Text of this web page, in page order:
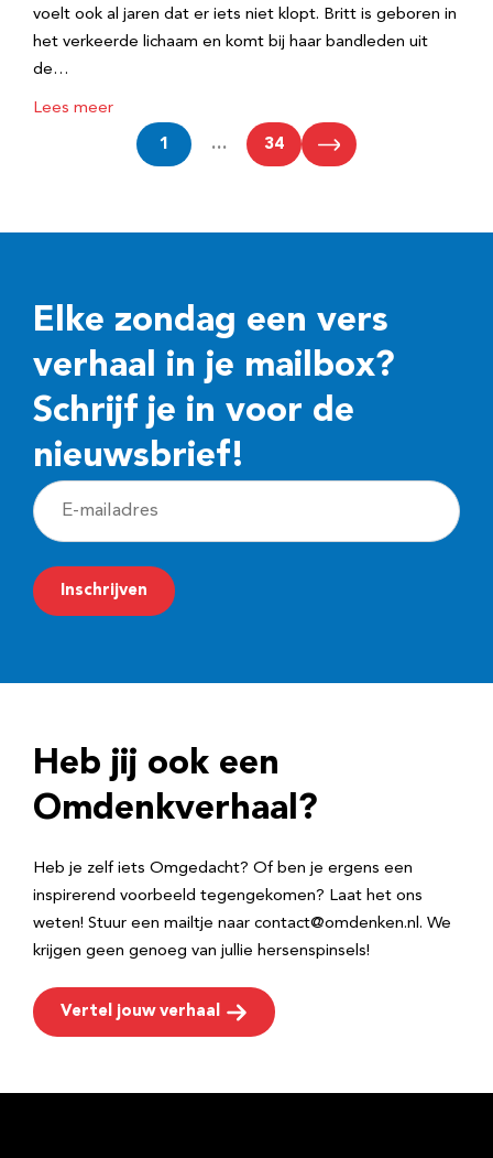
voelt ook al jaren dat er iets niet klopt. Britt is geboren in
het verkeerde lichaam en komt bij haar bandleden uit
de…
Lees meer
1 … 34
Elke zondag een vers
verhaal in je mailbox?
Schrijf je in voor de
nieuwsbrief!
E
-
m
a
r
e
Inschrijven
Heb jij ook een
Omdenkverhaal?
Heb je zelf iets Omgedacht? Of ben je ergens een
inspirerend voorbeeld tegengekomen? Laat het ons
weten! Stuur een mailtje naar contact@omdenken.nl. We
krijgen geen genoeg van jullie hersenspinsels!
Vertel jouw verhaal